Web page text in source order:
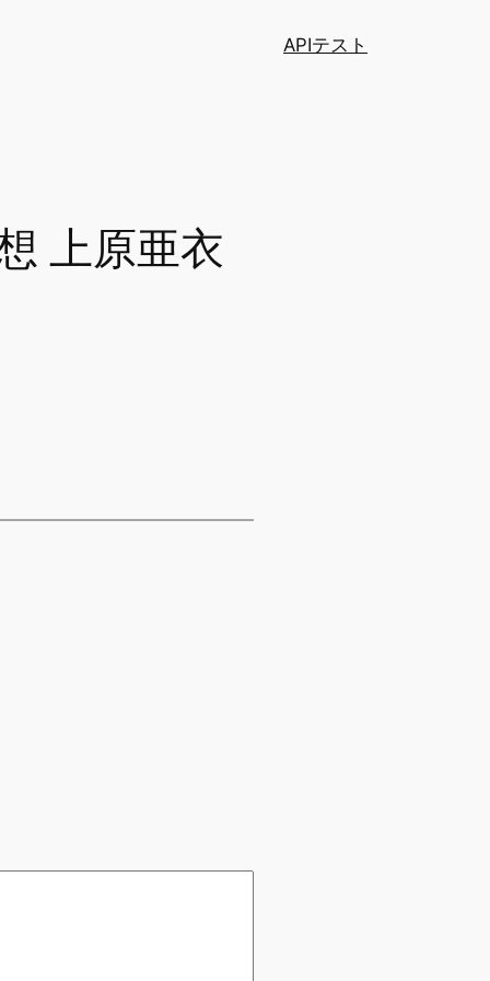
APIテスト
上原亜衣